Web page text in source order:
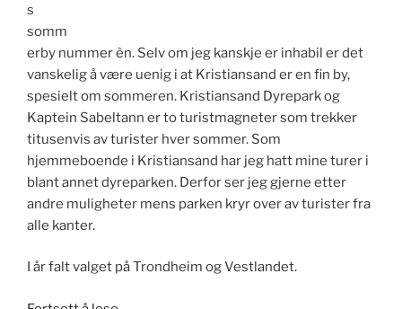
s
somm
erby nummer èn. Selv om jeg kanskje er inhabil er det
vanskelig å være uenig i at Kristiansand er en fin by,
spesielt om sommeren. Kristiansand Dyrepark og
Kaptein Sabeltann er to turistmagneter som trekker
titusenvis av turister hver sommer. Som
hjemmeboende i Kristiansand har jeg hatt mine turer i
blant annet dyreparken. Derfor ser jeg gjerne etter
andre muligheter mens parken kryr over av turister fra
alle kanter.
I år falt valget på Trondheim og Vestlandet.